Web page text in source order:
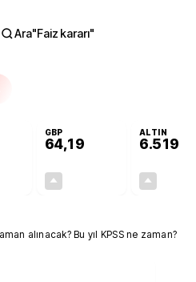
Ara"Faiz kararı"
GBP
64,19
ALTIN
6.519
alınacak? Bu yıl KPSS ne zaman?